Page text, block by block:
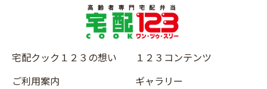
宅配クック１２３の想い
ご利用案内
１２３コンテンツ
ギャラリー